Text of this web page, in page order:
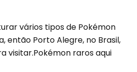
vários tipos de Pokémon
então Porto Alegre, no Brasil,
visitar.Pokémon raros aqui